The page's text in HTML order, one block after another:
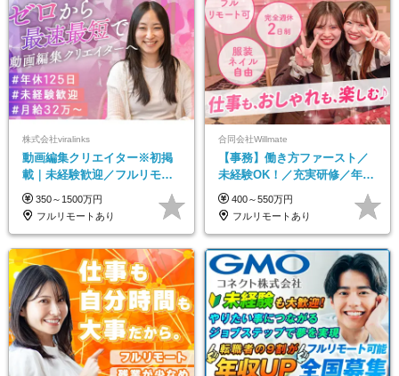
株式会社viralinks
動画編集クリエイター※初掲
載｜未経験歓迎／フルリモー
トOK／月給32万＋賞与
350～1500万円
フルリモートあり
合同会社Willmate
【事務】働き方ファースト／
未経験OK！／充実研修／年休
127日～／残業なし／平均20代
／リモートOK
400～550万円
フルリモートあり